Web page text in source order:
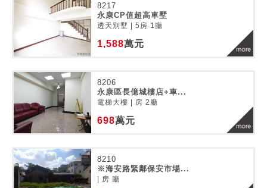
8217
永康CP值超高車墅
透天別墅 | 5房 1廳
1,588萬元
8206
永康區長億城樓店+車...
電梯大樓 | 房 2廳
698萬元
8210
※海安路緊鄰保安市場...
| 房 廳